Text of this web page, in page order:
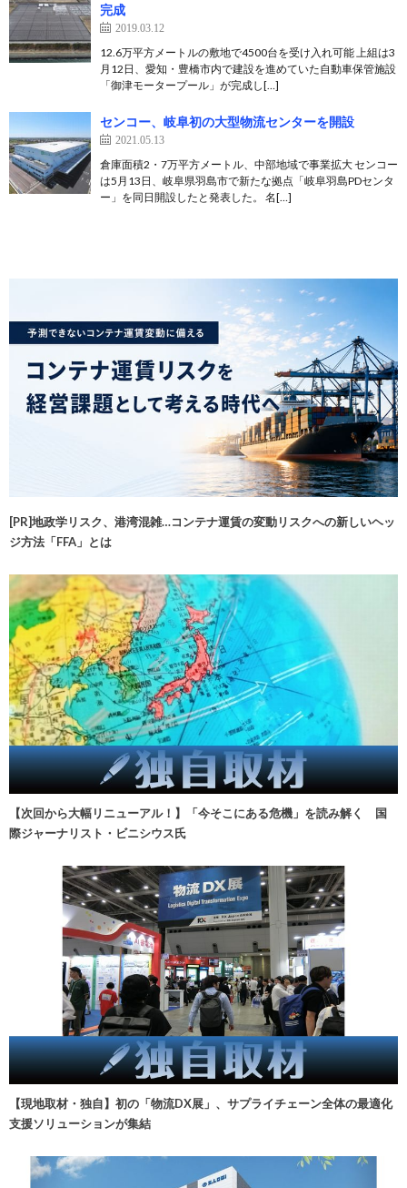
完成
2019.03.12
12.6万平方メートルの敷地で4500台を受け入れ可能 上組は3
月12日、愛知・豊橋市内で建設を進めていた自動車保管施設
「御津モータープール」が完成し[…]
センコー、岐阜初の大型物流センターを開設
2021.05.13
倉庫面積2・7万平方メートル、中部地域で事業拡大 センコー
は5月13日、岐阜県羽島市で新たな拠点「岐阜羽島PDセンタ
ー」を同日開設したと発表した。 名[…]
[PR]地政学リスク、港湾混雑…コンテナ運賃の変動リスクへの新しいヘッ
ジ方法「FFA」とは
【次回から大幅リニューアル！】「今そこにある危機」を読み解く 国
際ジャーナリスト・ビニシウス氏
【現地取材・独自】初の「物流DX展」、サプライチェーン全体の最適化
支援ソリューションが集結